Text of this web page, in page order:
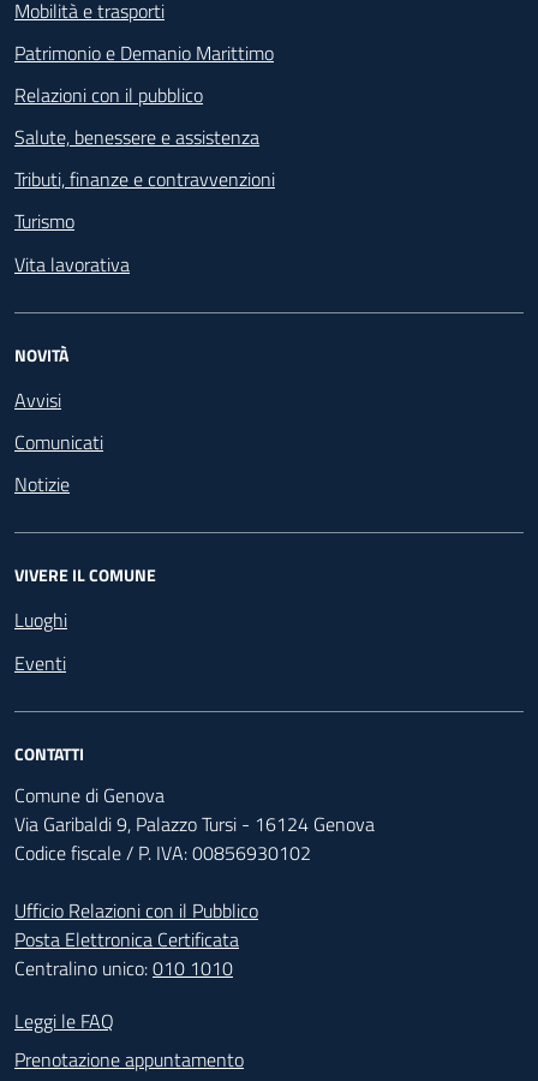
Mobilità e trasporti
Patrimonio e Demanio Marittimo
Relazioni con il pubblico
Salute, benessere e assistenza
Tributi, finanze e contravvenzioni
Turismo
Vita lavorativa
NOVITÀ
Avvisi
Comunicati
Notizie
VIVERE IL COMUNE
Luoghi
Eventi
CONTATTI
Comune di Genova
Via Garibaldi 9, Palazzo Tursi - 16124 Genova
Codice fiscale / P. IVA: 00856930102
Ufficio Relazioni con il Pubblico
Posta Elettronica Certificata
Centralino unico:010 1010
Footer - Contatti
Leggi le FAQ
Prenotazione appuntamento